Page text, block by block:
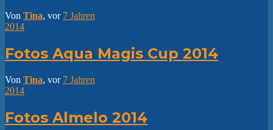
Von Tina, vor 7 Jahren
2014
Fotos Aqua Magis Cup 2014
Von Tina, vor 7 Jahren
2014
Fotos Almelo 2014